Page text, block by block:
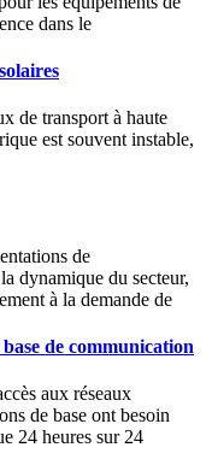
dans le
de transport à haute
est souvent instable,
de
dynamique du secteur,
à la demande de
de communication
aux réseaux
de base ont besoin
24 heures sur 24